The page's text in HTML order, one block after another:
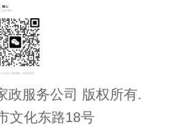
政服务公司 版权所有.
文化东路18号